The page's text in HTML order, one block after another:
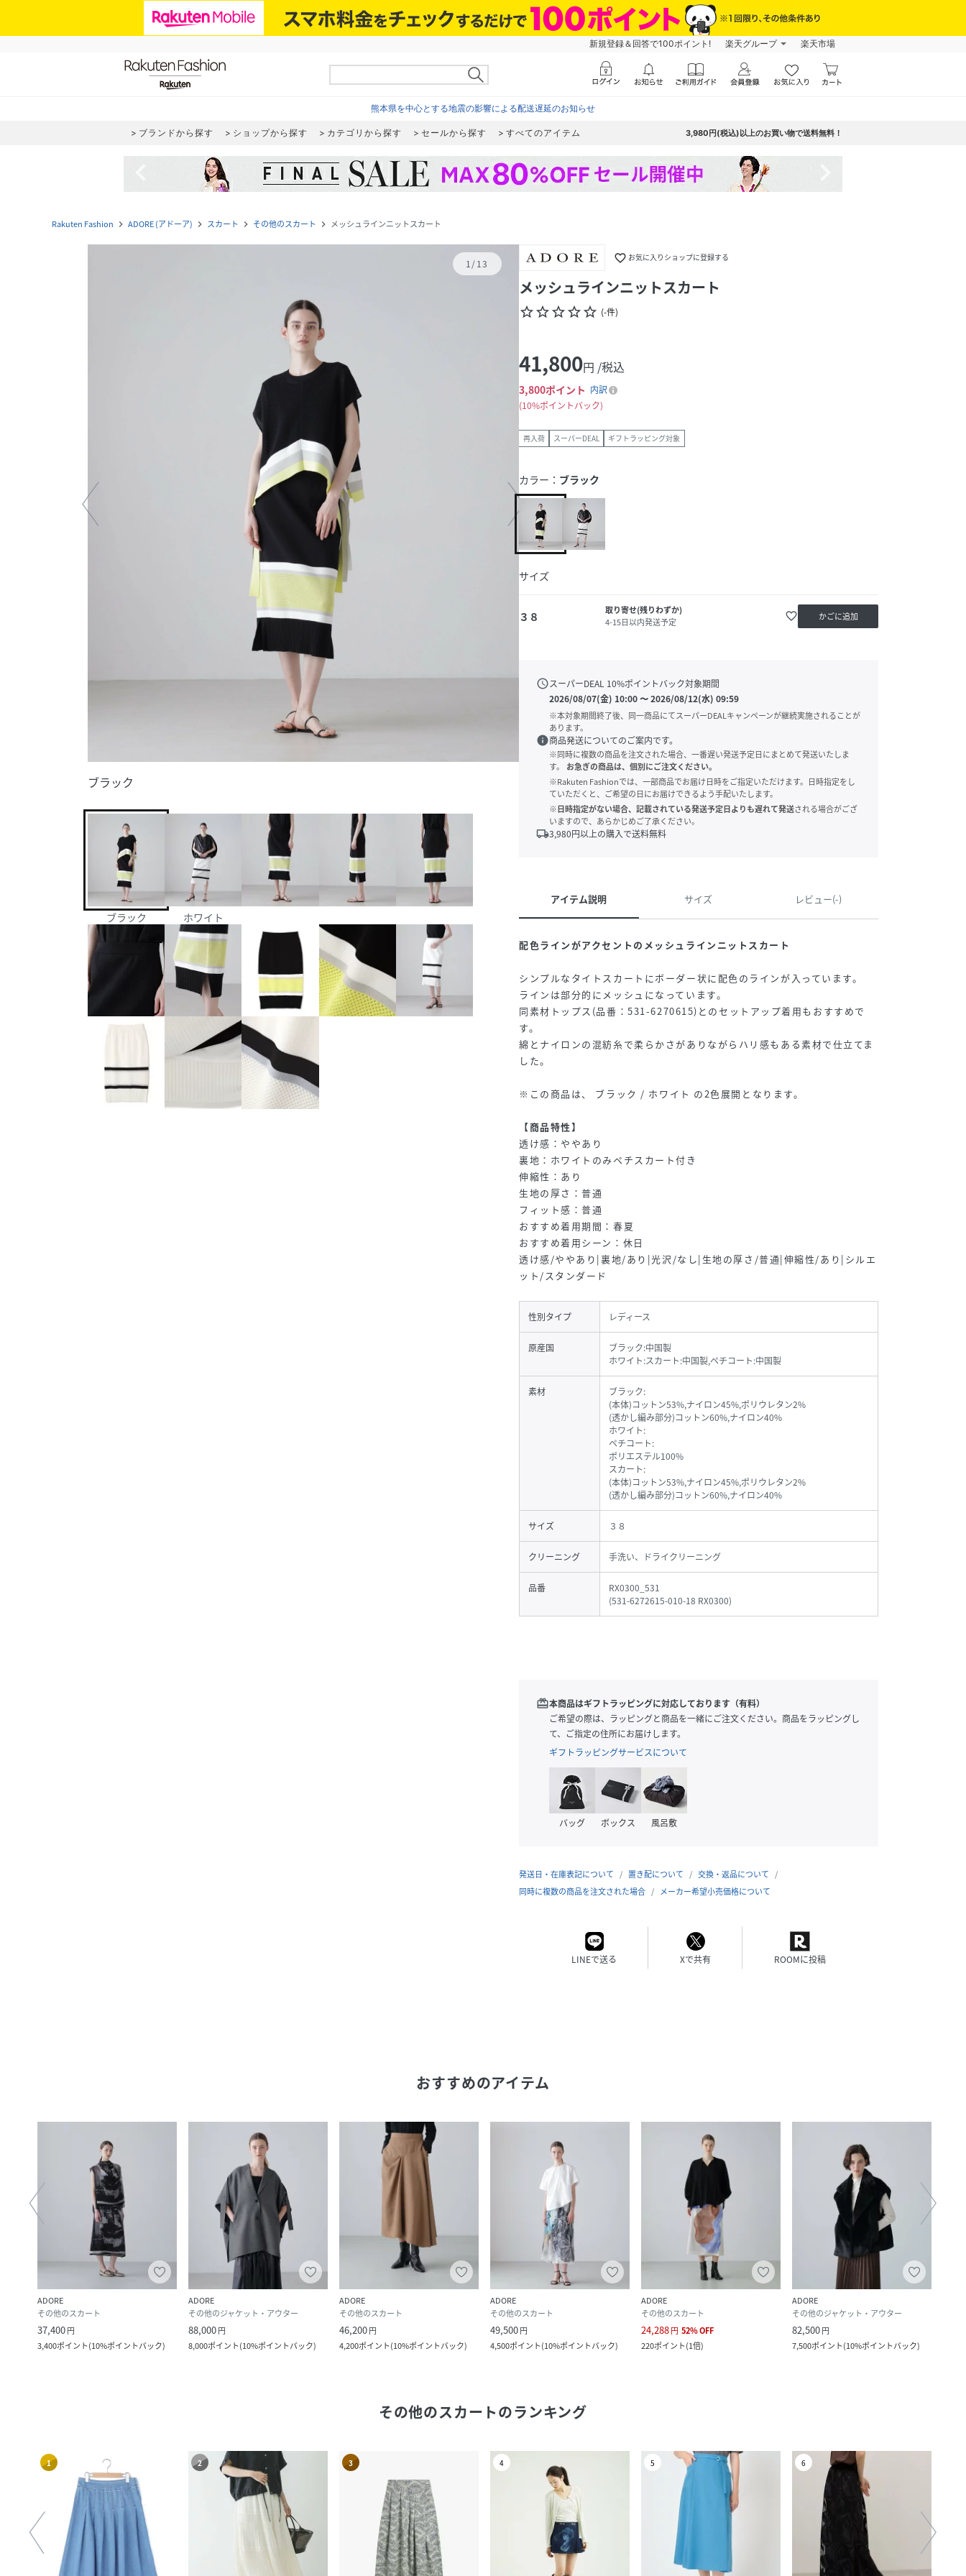
新規登録＆回答で100ポイント! 楽天グループ 楽天市場
熊本県を中心とする地震の影響による配送遅延のお知らせ
ブランドから探す ショップから探す カテゴリから探す セールから探す すべてのアイテム 3,980円(税込)以上のお買い物で送料無料！
Rakuten Fashion navigate_next ADORE (アドーア) navigate_next スカート navigate_next その他のスカート navigate_next メッシュラインニットスカート
1/13
ブラック
ブラック ホワイト
favorite_border お気に入りショップに登録する
メッシュラインニットスカート
star_borderstar_borderstar_borderstar_borderstar_border (-件)
41,800円 /税込
3,800ポイント 内訳
10%ポイントバック
再入荷 スーパーDEAL ギフトラッピング対象
カラー： ブラック
サイズ
３８
取り寄せ(残りわずか)
4-15日以内発送予定
favorite_border かごに追加
scheduleスーパーDEAL 10%ポイントバック対象期間
2026/08/07(金) 10:00〜2026/08/12(水) 09:59
※本対象期間終了後、同一商品にてスーパーDEALキャンペーンが継続実施されることが
あります。
info商品発送についてのご案内です。
※同時に複数の商品を注文された場合、一番遅い発送予定日にまとめて発送いたしま
す。
お急ぎの商品は、個別にご注文ください。
※Rakuten Fashionでは、一部商品でお届け日時をご指定いただけます。日時指定をし
ていただくと、ご希望の日にお届けできるよう手配いたします。
※日時指定がない場合、記載されている発送予定日よりも遅れて発送される場合がござ
いますので、あらかじめご了承ください。
local_shipping3,980円以上の購入で送料無料
アイテム説明 サイズ レビュー(-)
配色ラインがアクセントのメッシュラインニットスカート
シンプルなタイトスカートにボーダー状に配色のラインが入っています。
ラインは部分的にメッシュになっています。
同素材トップス(品番：531-6270615)とのセットアップ着用もおすすめで
す。
綿とナイロンの混紡糸で柔らかさがありながらハリ感もある素材で仕立てま
した。
※この商品は、 ブラック / ホワイト の2色展開となります。
【商品特性】
透け感：ややあり
裏地：ホワイトのみペチスカート付き
伸縮性：あり
生地の厚さ：普通
フィット感：普通
おすすめ着用期間：春夏
おすすめ着用シーン：休日
透け感/ややあり|裏地/あり|光沢/なし|生地の厚さ/普通|伸縮性/あり|シルエ
ット/スタンダード
性別タイプ レディース
原産国
ブラック:中国製
ホワイト:スカート:中国製,ペチコート:中国製
素材
ブラック:
(本体)コットン53%,ナイロン45%,ポリウレタン2%
(透かし編み部分)コットン60%,ナイロン40%
ホワイト:
ペチコート:
ポリエステル100%
スカート:
(本体)コットン53%,ナイロン45%,ポリウレタン2%
(透かし編み部分)コットン60%,ナイロン40%
サイズ ３８
クリーニング 手洗い、ドライクリーニング
品番
RX0300_531
(531-6272615-010-18 RX0300)
redeem本商品はギフトラッピングに対応しております（有料）
ご希望の際は、ラッピングと商品を一緒にご注文ください。商品をラッピングし
て、ご指定の住所にお届けします。
ギフトラッピングサービスについて
バッグ ボックス 風呂敷
発送日・在庫表記について 置き配について
交換・返品について
同時に複数の商品を注文された場合
メーカー希望小売価格について
LINEで送る Xで共有 ROOMに投稿
おすすめのアイテム
ADORE
その他のスカート
37,400円
3,400ポイント(10%ポイントバック)
ADORE
その他のジャケット・アウター
88,000円
8,000ポイント(10%ポイントバック)
ADORE
その他のスカート
46,200円
4,200ポイント(10%ポイントバック)
ADORE
その他のスカート
49,500円
4,500ポイント(10%ポイントバック)
ADORE
その他のスカート
24,288円 52%OFF
220ポイント(1倍)
ADORE
その他のジャケット・アウター
82,500円
7,500ポイント(10%ポイントバック)
その他のスカートのランキング
1 2 3 4 5 6